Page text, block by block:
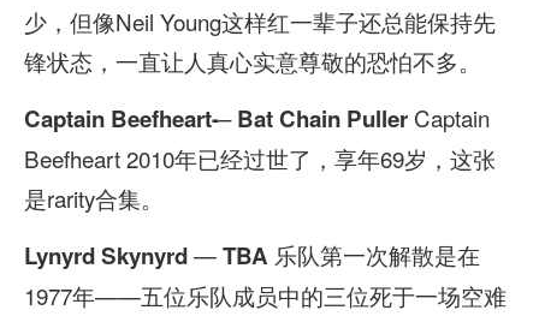
少，但像Neil Young这样红一辈子还总能保持先
锋状态，一直让人真心实意尊敬的恐怕不多。
Captain Beefheart-–Bat Chain Puller Captain
Beefheart 2010年已经过世了，享年69岁，这张
是rarity合集。
Lynyrd Skynyrd—TBA 乐队第一次解散是在
1977年——五位乐队成员中的三位死于一场空难